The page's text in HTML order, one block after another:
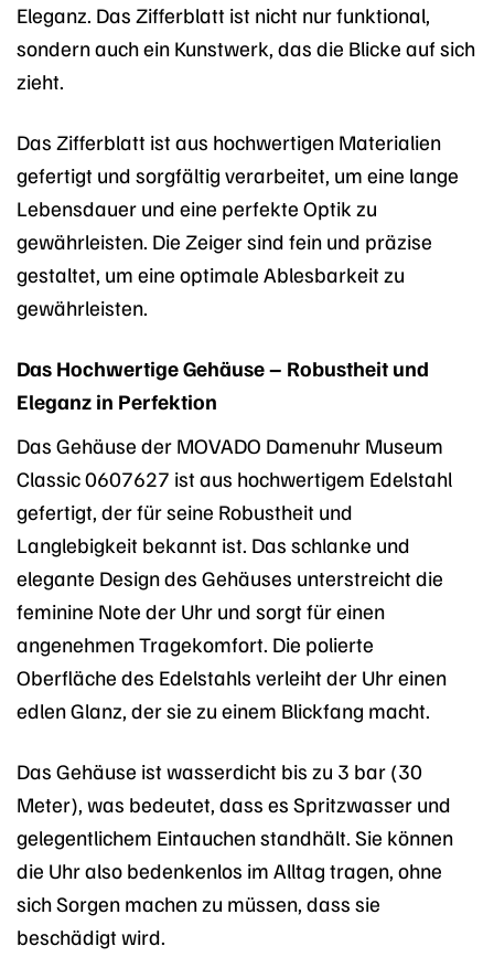
Eleganz. Das Zifferblatt ist nicht nur funktional,
sondern auch ein Kunstwerk, das die Blicke auf sich
zieht.
Das Zifferblatt ist aus hochwertigen Materialien
gefertigt und sorgfältig verarbeitet, um eine lange
Lebensdauer und eine perfekte Optik zu
gewährleisten. Die Zeiger sind fein und präzise
gestaltet, um eine optimale Ablesbarkeit zu
gewährleisten.
Das Hochwertige Gehäuse – Robustheit und
Eleganz in Perfektion
Das Gehäuse der MOVADO Damenuhr Museum
Classic 0607627 ist aus hochwertigem Edelstahl
gefertigt, der für seine Robustheit und
Langlebigkeit bekannt ist. Das schlanke und
elegante Design des Gehäuses unterstreicht die
feminine Note der Uhr und sorgt für einen
angenehmen Tragekomfort. Die polierte
Oberfläche des Edelstahls verleiht der Uhr einen
edlen Glanz, der sie zu einem Blickfang macht.
Das Gehäuse ist wasserdicht bis zu 3 bar (30
Meter), was bedeutet, dass es Spritzwasser und
gelegentlichem Eintauchen standhält. Sie können
die Uhr also bedenkenlos im Alltag tragen, ohne
sich Sorgen machen zu müssen, dass sie
beschädigt wird.